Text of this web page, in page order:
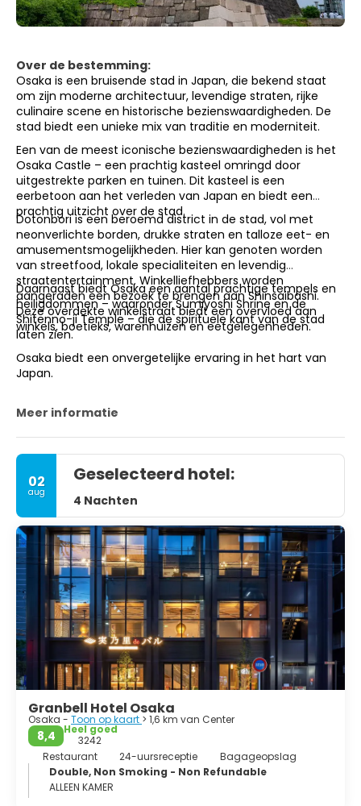
Over de bestemming:
Osaka is een bruisende stad in Japan, die bekend staat
om zijn moderne architectuur, levendige straten, rijke
culinaire scene en historische bezienswaardigheden. De
stad biedt een unieke mix van traditie en moderniteit.
Een van de meest iconische bezienswaardigheden is het
Osaka Castle – een prachtig kasteel omringd door
uitgestrekte parken en tuinen. Dit kasteel is een
eerbetoon aan het verleden van Japan en biedt een
prachtig uitzicht over de stad.
Dotonbori is een beroemd district in de stad, vol met
neonverlichte borden, drukke straten en talloze eet- en
amusementsmogelijkheden. Hier kan genoten worden
van streetfood, lokale specialiteiten en levendig
straatentertainment. Winkelliefhebbers worden
aangeraden een bezoek te brengen aan Shinsaibashi.
Deze overdekte winkelstraat biedt een overvloed aan
winkels, boetieks, warenhuizen en eetgelegenheden.
Daarnaast biedt Osaka een aantal prachtige tempels en
heiligdommen – waaronder Sumiyoshi Shrine en de
Shitenno-ji Temple – die de spirituele kant van de stad
laten zien.
Osaka biedt een onvergetelijke ervaring in het hart van
Japan.
Meer informatie
02
aug
Geselecteerd hotel:
4 Nachten
Granbell Hotel Osaka
Osaka - Toon op kaart > 1,6 km van Center
8,4
Heel goed
3242
Restaurant
24-uursreceptie
Bagageopslag
Double, Non Smoking - Non Refundable
ALLEEN KAMER